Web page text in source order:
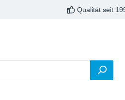
Qualität seit